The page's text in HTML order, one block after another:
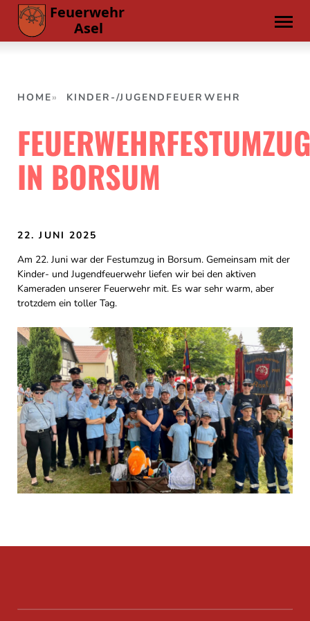
Skip
to
content
HOME KINDER-/JUGENDFEUERWEHR
IN BORSUM
22. JUNI 2025
Am 22. Juni war der Festumzug in Borsum. Gemeinsam mit der
Kinder- und Jugendfeuerwehr liefen wir bei den aktiven
Kameraden unserer Feuerwehr mit. Es war sehr warm, aber
trotzdem ein toller Tag.